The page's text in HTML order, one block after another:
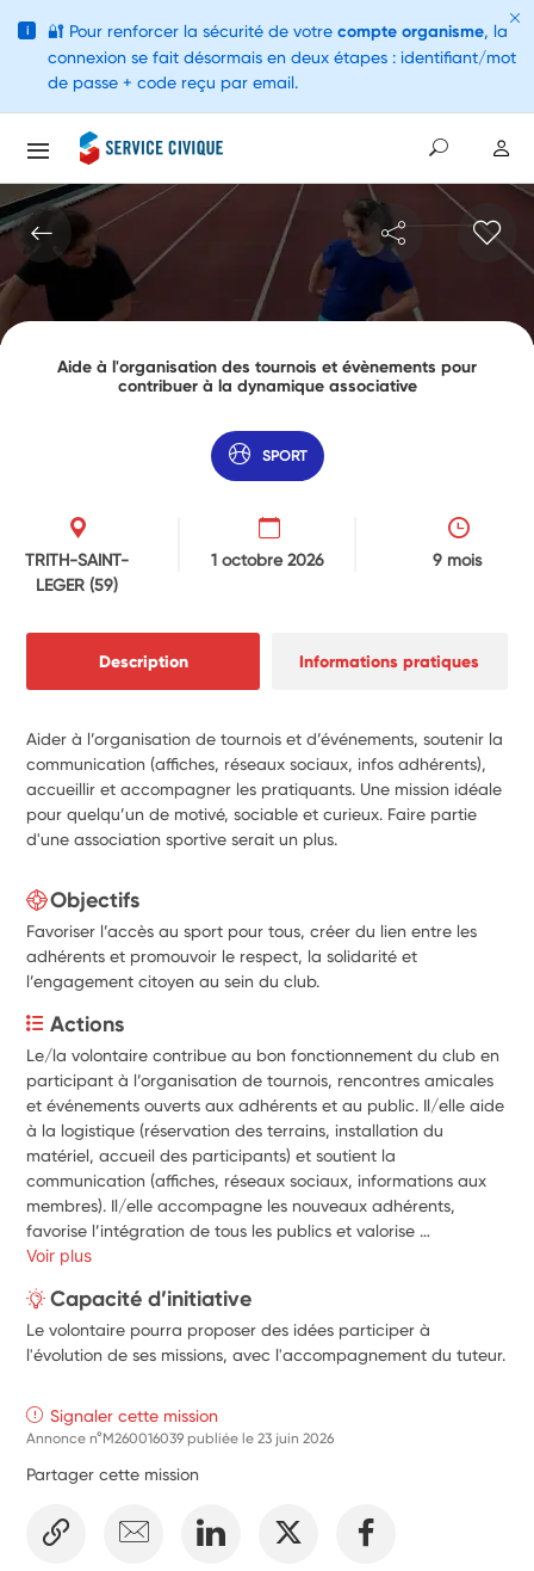
Aide à l'organisation des tournois et évènements pour
contribuer à la dynamique associative
SPORT
TRITH-SAINT-
LEGER(59)
1 octobre 2026 9 mois
Description Informations pratiques
Aider à l’organisation de tournois et d’événements, soutenir la
communication (affiches, réseaux sociaux, infos adhérents),
accueillir et accompagner les pratiquants. Une mission idéale
pour quelqu’un de motivé, sociable et curieux. Faire partie
d'une association sportive serait un plus.
Objectifs
Favoriser l’accès au sport pour tous, créer du lien entre les
adhérents et promouvoir le respect, la solidarité et
l’engagement citoyen au sein du club.
Actions
Le/la volontaire contribue au bon fonctionnement du club en
participant à l’organisation de tournois, rencontres amicales
et événements ouverts aux adhérents et au public. Il/elle aide
à la logistique (réservation des terrains, installation du
matériel, accueil des participants) et soutient la
communication (affiches, réseaux sociaux, informations aux
membres). Il/elle accompagne les nouveaux adhérents,
favorise l’intégration de tous les publics et valorise
l’engagement des bénévoles. À travers ces actions, le/la
fair-play, tout en participant à la vie associative et à la
convivialité au sein du club de tennis.
Voir plus
Capacité d’initiative
Le volontaire pourra proposer des idées participer à
l'évolution de ses missions, avec l'accompagnement du tuteur.
Signaler cette mission
Annonce n°M260016039 publiée le23 juin 2026
Partager cette mission
i 🔐 Pour renforcer la sécurité de votre compte organisme, la
connexion se fait désormais en deux étapes : identifiant/mot
de passe + code reçu par email.